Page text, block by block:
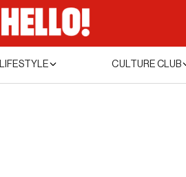
LIFESTYLE CULTURE CLUB